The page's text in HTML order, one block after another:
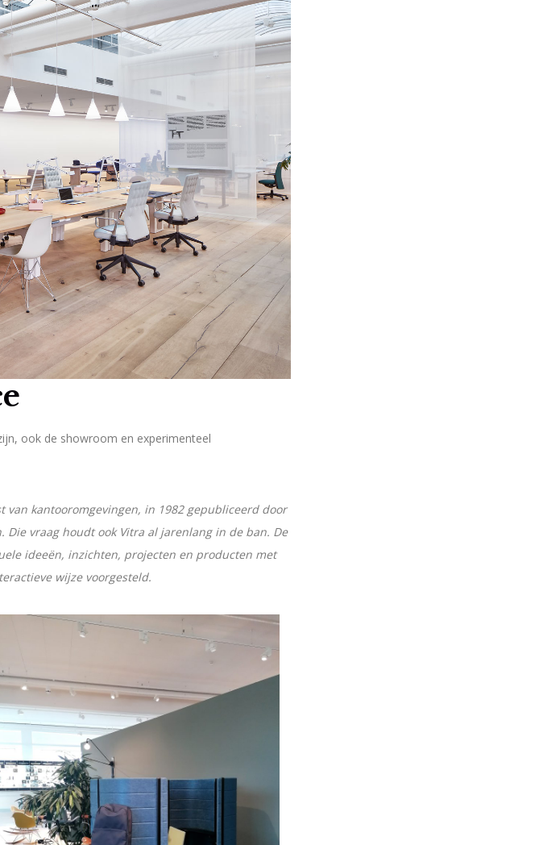
ook de showroom en experimenteel
van kantooromgevingen, in 1982 gepubliceerd door
vraag houdt ook Vitra al jarenlang in de ban. De
ideeën, inzichten, projecten en producten met
wijze voorgesteld.